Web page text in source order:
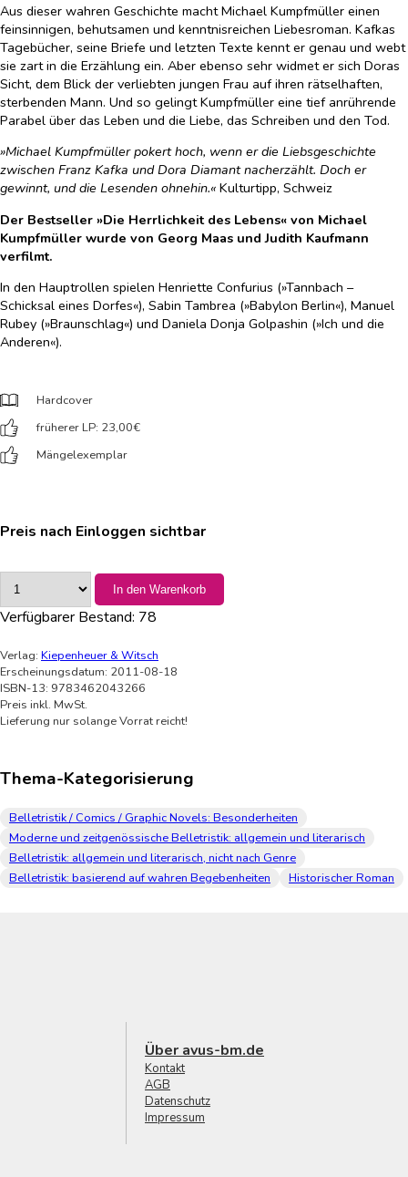
Aus dieser wahren Geschichte macht Michael Kumpfmüller einen
feinsinnigen, behutsamen und kenntnisreichen Liebesroman. Kafkas
Tagebücher, seine Briefe und letzten Texte kennt er genau und webt
sie zart in die Erzählung ein. Aber ebenso sehr widmet er sich Doras
Sicht, dem Blick der verliebten jungen Frau auf ihren rätselhaften,
sterbenden Mann. Und so gelingt Kumpfmüller eine tief anrührende
Parabel über das Leben und die Liebe, das Schreiben und den Tod.
»Michael Kumpfmüller pokert hoch, wenn er die Liebsgeschichte
zwischen Franz Kafka und Dora Diamant nacherzählt. Doch er
gewinnt, und die Lesenden ohnehin.« Kulturtipp, Schweiz
Der Bestseller »Die Herrlichkeit des Lebens« von Michael
Kumpfmüller wurde von Georg Maas und Judith Kaufmann
verfilmt.
In den Hauptrollen spielen Henriette Confurius (»Tannbach –
Schicksal eines Dorfes«), Sabin Tambrea (»Babylon Berlin«), Manuel
Rubey (»Braunschlag«) und Daniela Donja Golpashin (»Ich und die
Anderen«).
Hardcover
früherer LP: 23,00€
Mängelexemplar
Preis nach Einloggen sichtbar
In den Warenkorb
Verfügbarer Bestand: 78
Verlag: Kiepenheuer & Witsch
Erscheinungsdatum: 2011-08-18
ISBN-13: 9783462043266
Preis inkl. MwSt.
Lieferung nur solange Vorrat reicht!
Thema-Kategorisierung
Belletristik / Comics / Graphic Novels: Besonderheiten
Moderne und zeitgenössische Belletristik: allgemein und literarisch
Belletristik: allgemein und literarisch, nicht nach Genre
Belletristik: basierend auf wahren Begebenheiten
Historischer Roman
Über avus-bm.de
Kontakt
AGB
Datenschutz
Impressum